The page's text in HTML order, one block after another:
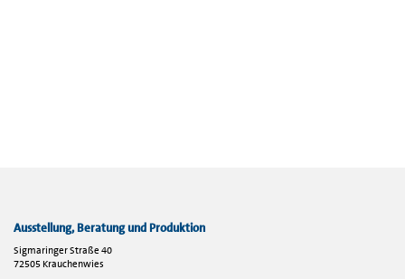
Ausstellung, Beratung und Produktion
Sigmaringer Straße 40
72505 Krauchenwies